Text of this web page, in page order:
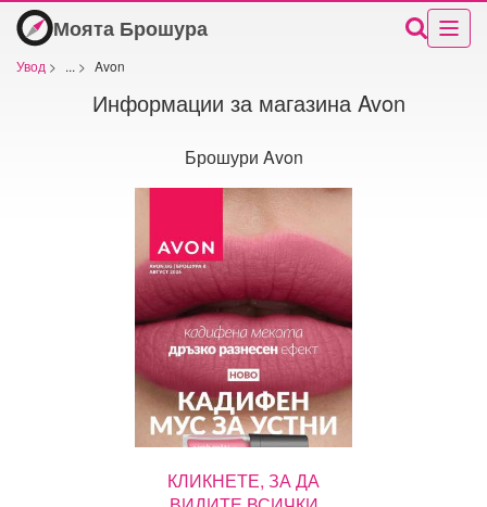
Моята Брошура
Увод > ... > Avon
Информации за магазина Avon
Брошури Avon
КЛИКНЕТЕ, ЗА ДА